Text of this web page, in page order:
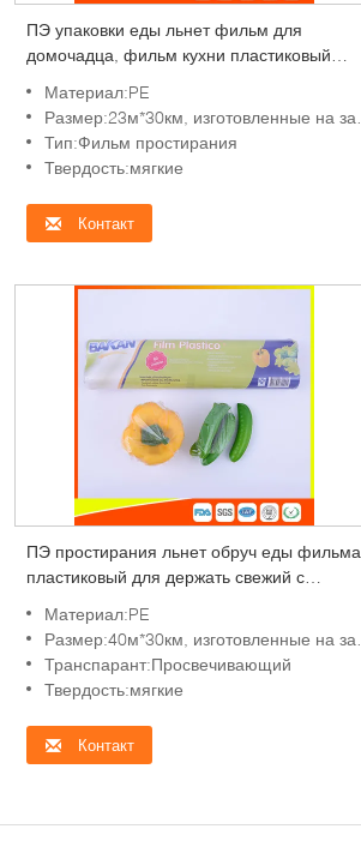
ПЭ упаковки еды льнет фильм для
домочадца, фильм кухни пластиковый
Материал:PE
Размер:23м*30км, изготовленные на заказ требования
Тип:Фильм простирания
Твердость:мягкие
Контакт
ПЭ простирания льнет обруч еды фильма
пластиковый для держать свежий с
САНИТАРНОМУ НАДЗОРУ ЗА
КАЧЕСТВОМ ПИЩЕВЫХ ПРОДУКТОВ И
МЕДИКАМЕНТОВ
Материал:PE
Размер:40м*30км, изготовленные на заказ требования
Транспарант:Просвечивающий
Твердость:мягкие
Контакт